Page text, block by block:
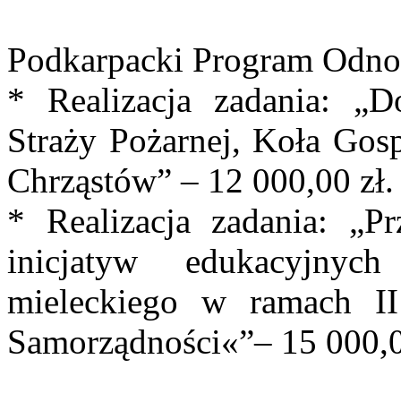
Podkarpacki Program
* Realizacja zadania:
Straży Pożarnej, Koła
Chrząstów” – 12 000,00 zł.
* Realizacja zadania:
inicjatyw
mieleckiego w ramach
Samorządności«”– 15